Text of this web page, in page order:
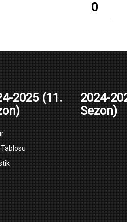
0
2025 (11.
Tablosu
2024-
Sezon)